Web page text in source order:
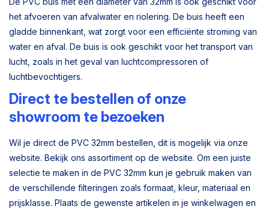
het afvoeren van afvalwater en riolering. De buis heeft een
gladde binnenkant, wat zorgt voor een efficiënte stroming van
water en afval. De buis is ook geschikt voor het transport van
lucht, zoals in het geval van luchtcompressoren of
luchtbevochtigers.
Direct te bestellen of onze
showroom te bezoeken
Wil je direct de PVC 32mm bestellen, dit is mogelijk via onze
website. Bekijk ons assortiment op de website. Om een juiste
selectie te maken in de PVC 32mm kun je gebruik maken van
de verschillende filteringen zoals formaat, kleur, materiaal en
prijsklasse. Plaats de gewenste artikelen in je winkelwagen en